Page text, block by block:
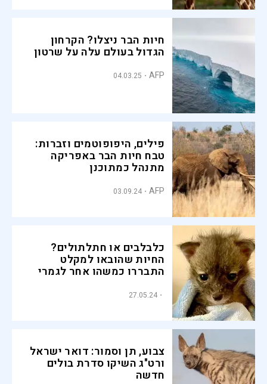
חיות הבר ניצלו? הקרחון
הגדול בעולם עלה על שרטון
AFP
04.03.25
פילים, היפופוטמים וזברות:
טבח חיות הבר באפריקה
מתנהל כמתוכנן
AFP
03.09.24
כלבלבים או חתלתולים?
החיות שהובאו למקלט
התבררו כמשהו אחר לגמרי
27.05.24
צבוע, תן וסמור: דואר ישראל
ורט"ג השיקו סדרת בולים
חדשה